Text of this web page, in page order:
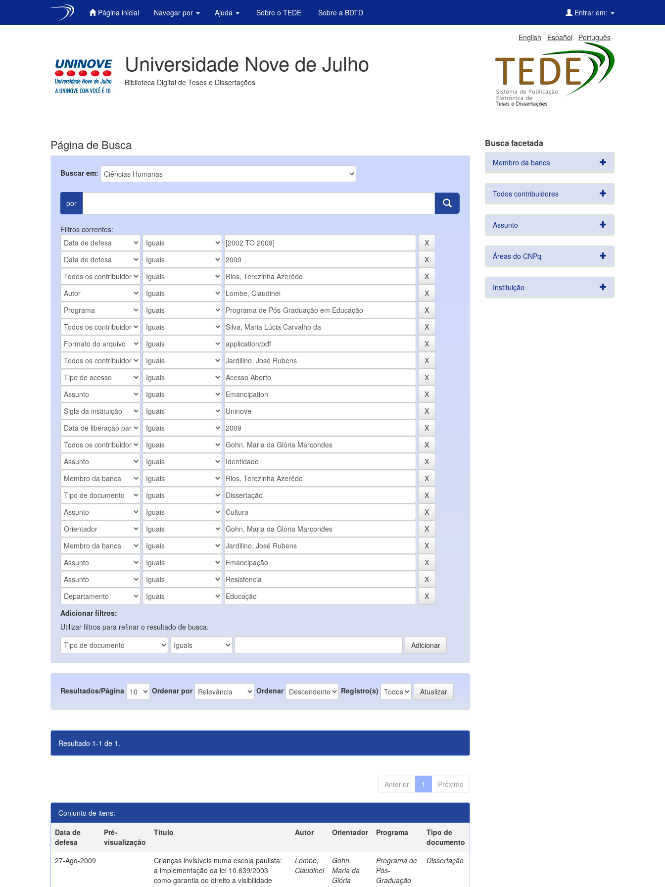
Página inicial Navegar por Ajuda Sobre o TEDE Sobre a BDTD Entrar em:
English Español Português
Universidade Nove de Julho
Biblioteca Digital de Teses e Dissertações
Página de Busca
Buscar em:
por
Filtros correntes:
Adicionar filtros:
Utilizar filtros para refinar o resultado de busca.
Resultados/Página Ordenar por Ordenar Registro(s)
Resultado 1-1 de 1.
Anterior 1 Próximo
Conjunto de itens:
Data de
defesa
Pré-
visualização
Título Autor Orientador Programa
Tipo de
documento
27-Ago-2009
Crianças invisíveis numa escola paulista:
a implementação da lei 10.639/2003
como garantia do direito a visibilidade
Lombe,
Claudinei
Gohn,
Maria da
Glória
Programa de
Pós-
Graduação
Dissertação
Busca facetada
Membro da banca
Todos contribuidores
Assunto
Áreas do CNPq
Instituição